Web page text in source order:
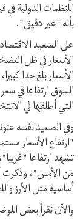
المنظمات الدولية في
بأنه "غير دقيق".
على الصعيد
الأسعار في ظل
الأسعار بلغ حدا
السوق ارتفاعا في
التي أطلقها في
وفي الصعيد نفسه
"ارتفاع الأسعار
تشهد ارتفاعا
أساسية مثل الأرز
والآن نقرأ بعض